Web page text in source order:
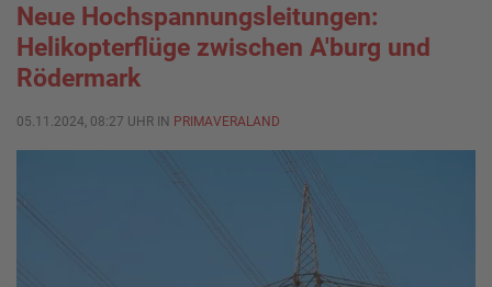
Neue Hochspannungsleitungen:
Helikopterflüge zwischen A'burg und
Rödermark
05.11.2024, 08:27 UHR IN PRIMAVERALAND